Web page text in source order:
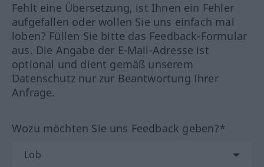
Fehlt eine Übersetzung, ist Ihnen ein Fehler
aufgefallen oder wollen Sie uns einfach mal
loben? Füllen Sie bitte das Feedback-Formular
aus. Die Angabe der E-Mail-Adresse ist
optional und dient gemäß unserem
Datenschutz nur zur Beantwortung Ihrer
Anfrage.
Wozu möchten Sie uns Feedback geben?*